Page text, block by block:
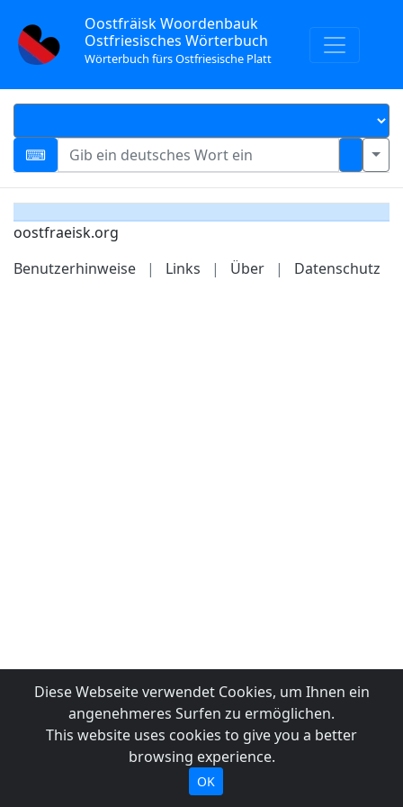
Oostfräisk Woordenbauk
Ostfriesisches Wörterbuch
Wörterbuch fürs Ostfriesische Platt
oostfraeisk.org
Benutzerhinweise
| Links | Über | Datenschutz
Diese Webseite verwendet Cookies, um Ihnen ein
angenehmeres Surfen zu ermöglichen.
This website uses cookies to give you a better
browsing experience.
OK